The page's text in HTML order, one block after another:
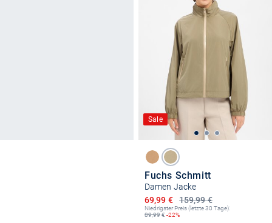
Sale
Fuchs Schmitt
Damen Jacke
159,99 €
Ermäßigter Preis
69,99 €
Niedrigster Preis (letzte 30 Tage):
89,99€ -22%